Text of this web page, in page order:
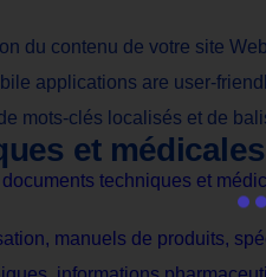
du contenu de votre site
applications are user-
mots-clés localisés et de
et médicales
techniques et
manuels de produits,